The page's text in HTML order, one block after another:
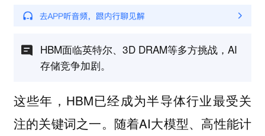
HBM面临英特尔、3D DRAM等多方挑战，AI
存储竞争加剧。
这些年，HBM已经成为半导体行业最受关
注的关键词之一。随着AI大模型、高性能计